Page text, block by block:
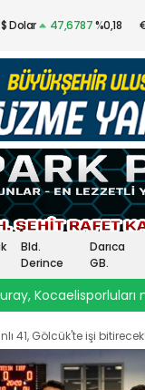
$ Dolar 47,6787%0,18
Bld.
Derince
Darıca
GB.
Kocaelisporluları
#ata yetişken #buz
haberleri
#
#
selçuk
ercinkocaelispor
#
Akar
#Ata
#Smolcic #
41, Gölcük'te işi